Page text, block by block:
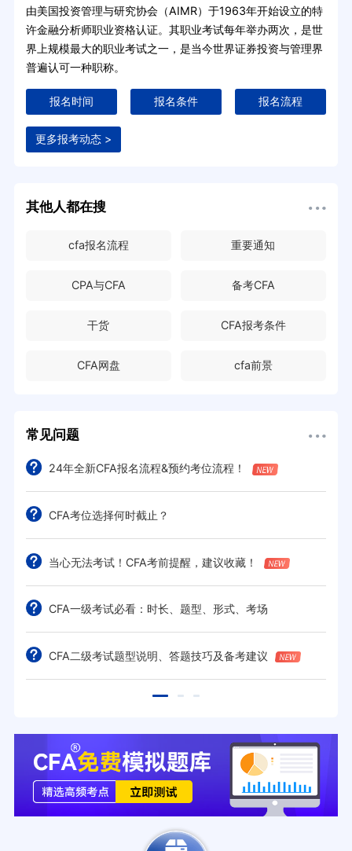
由美国投资管理与研究协会（AIMR）于1963年开始设立的特
许金融分析师职业资格认证。其职业考试每年举办两次，是世
界上规模最大的职业考试之一，是当今世界证券投资与管理界
普遍认可一种职称。
报名时间 报名条件 报名流程
更多报考动态 >
其他人都在搜
cfa报名流程 重要通知
CPA与CFA 备考CFA
干货 CFA报考条件
CFA网盘 cfa前景
常见问题
24年全新CFA报名流程&预约考位流程！
CFA考位选择何时截止？
当心无法考试！CFA考前提醒，建议收藏！
CFA一级考试必看：时长、题型、形式、考场
CFA二级考试题型说明、答题技巧及备考建议